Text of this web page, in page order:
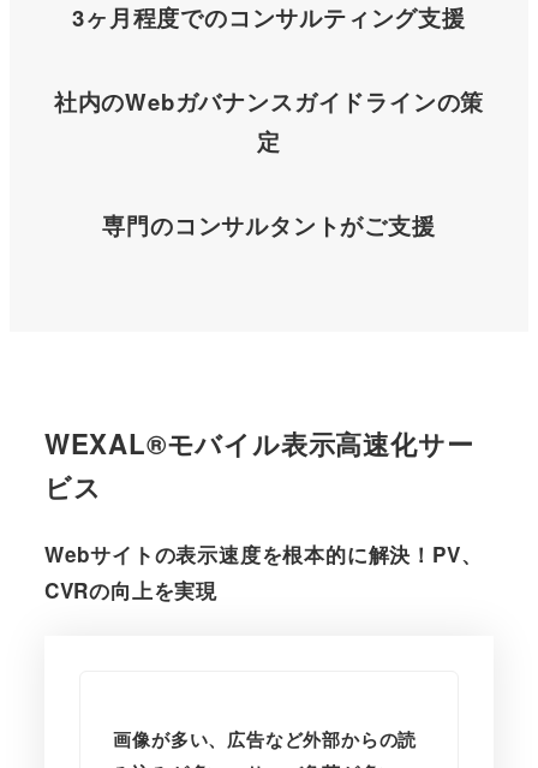
3ヶ月程度でのコンサルティング支援
社内のWebガバナンスガイドラインの策
定
専門のコンサルタントがご支援
WEXAL®モバイル表示高速化サー
ビス
Webサイトの表示速度を根本的に解決！ PV、
CVRの向上を実現
画像が多い、広告など外部からの読